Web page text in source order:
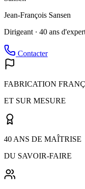
Jean-François Sansen
Dirigeant · 40 ans
Contacter
FABRICATION
ET SUR MESURE
40 ANS DE MAÎTRISE
DU SAVOIR-FAIRE